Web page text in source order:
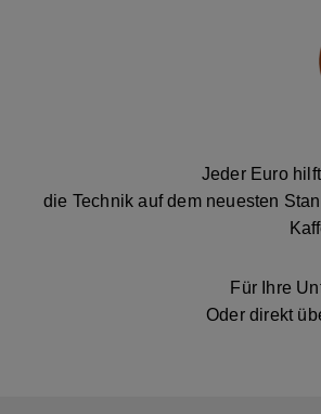
Jeder Euro
die Technik auf dem neuesten
Für Ihre
Oder direkt